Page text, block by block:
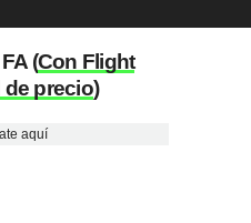
(Con Flight
de precio)
aquí